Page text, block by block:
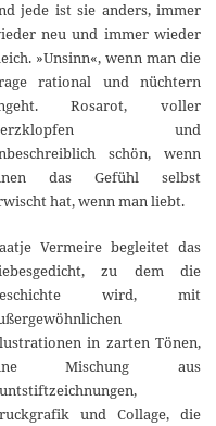
jede ist sie anders, immer
neu und immer wieder
»Unsinn«, wenn man die
rational und nüchtern
Rosarot, voller
und
schön, wenn
das Gefühl selbst
hat, wenn man liebt.
Vermeire begleitet das
zu dem die
wird, mit
in zarten Tönen,
Mischung aus
und Collage, die